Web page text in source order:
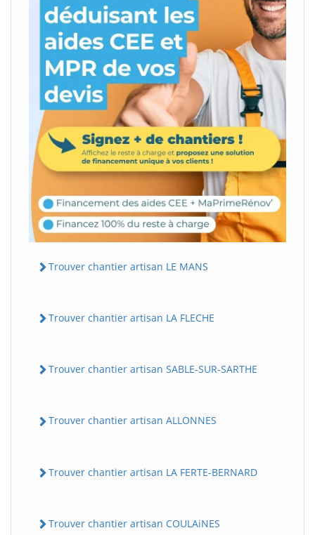
Trouver chantier artisan LE MANS
Trouver chantier artisan LA FLECHE
Trouver chantier artisan SABLE-SUR-SARTHE
Trouver chantier artisan ALLONNES
Trouver chantier artisan LA FERTE-BERNARD
Trouver chantier artisan COULAiNES